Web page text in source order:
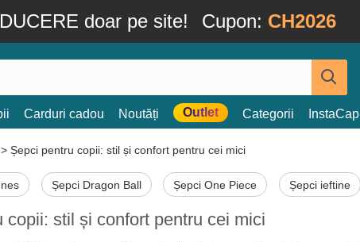
doar pe site! Cupon: CH2026
Carduri cadou Noutăți Outlet Categorii InstaCap
> Șepci pentru copii: stil și confort pentru cei mici
Șepci Dragon Ball Șepci One Piece Șepci ieftine
copii: stil și confort pentru cei mici